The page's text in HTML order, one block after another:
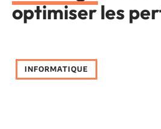
optimiser les
INFORMATIQUE